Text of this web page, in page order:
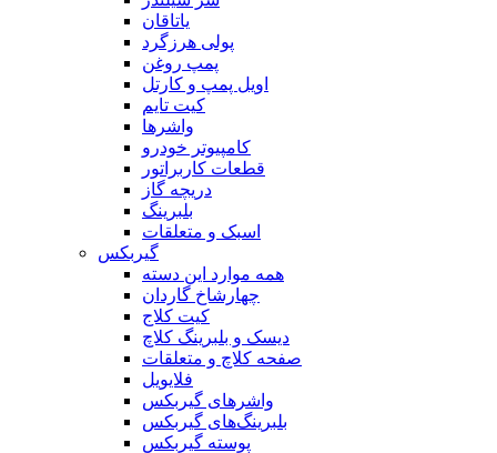
یاتاقان
پولی هرزگرد
پمپ روغن
اویل پمپ و کارتل
کیت تایم
واشرها
کامپیوتر خودرو
قطعات کاربراتور
دریچه گاز
بلبرینگ
اسبک و متعلقات
گیربکس
همه موارد این دسته
چهارشاخ گاردان
کیت کلاج
دیسک و بلبرینگ کلاچ
صفحه کلاچ و متعلقات
فلایویل
واشرهای گیربکس
بلبرینگ‌های گیربکس
پوسته گیربکس